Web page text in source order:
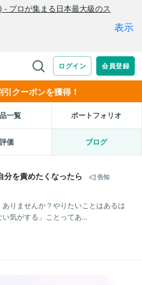
クーポンを獲得！
一覧 ポートフォリオ
評価 ブログ
分を責めたくなったら
告知
りませんか？やりたいことはあるは
気がする」ことってあ...